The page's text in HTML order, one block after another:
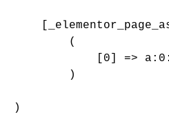
        (
[0] =>
        )
)